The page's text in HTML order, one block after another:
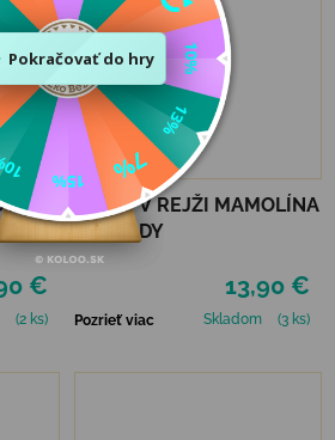
€
(2 ks)
MÁMY V REJŽI MAMOLÍNA
- JAHODY
13,90 €
Pozrieť viac Skladom (3 ks)